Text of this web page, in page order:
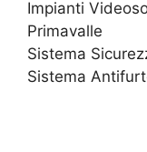
Impianti
Primavalle
Sistema
Sistema